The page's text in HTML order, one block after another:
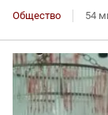
Общество 54